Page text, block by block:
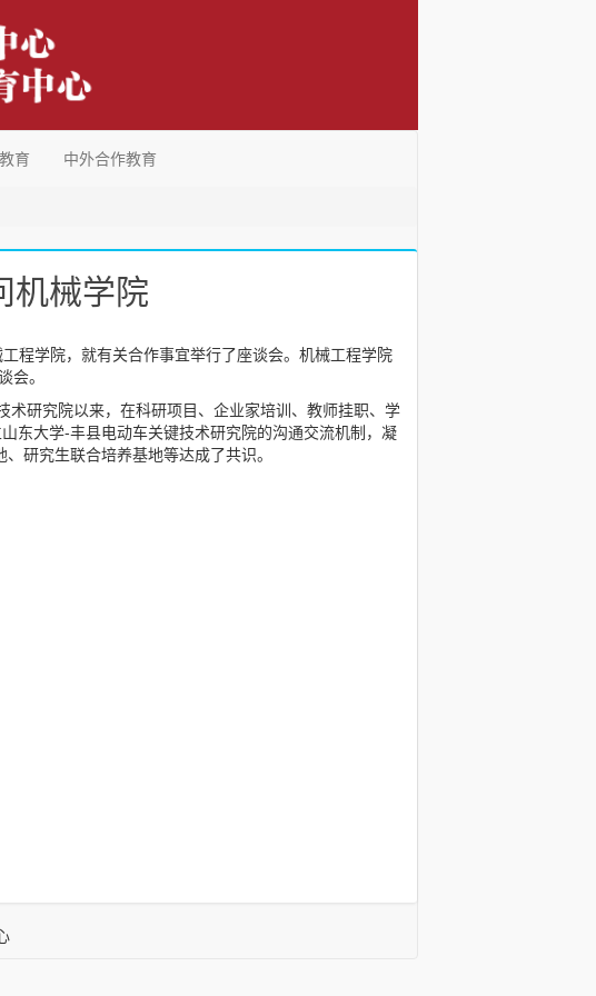
育 中外合作教育
机械学院
程学院，就有关合作事宜举行了座谈会。机械工程学院
会。
研究院以来，在科研项目、企业家培训、教师挂职、学
东大学-丰县电动车关键技术研究院的沟通交流机制，凝
研究生联合培养基地等达成了共识。